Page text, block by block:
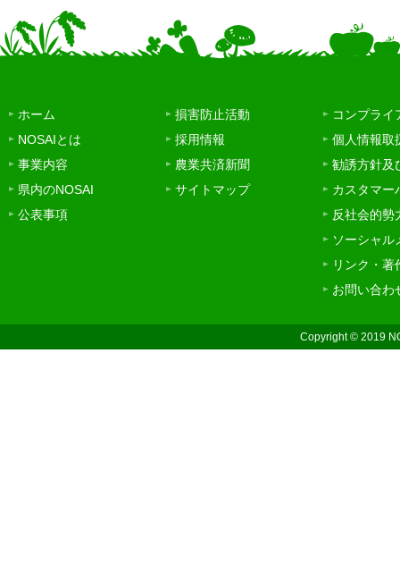
ホーム
NOSAIとは
事業内容
県内のNOSAI
公表事項
損害防止活動
採用情報
農業共済新聞
サイトマップ
コンプライ
個人情報取
勧誘方針及
カスタマー
反社会的勢
ソーシャル
リンク・著
お問い合わ
Copyright © 2019